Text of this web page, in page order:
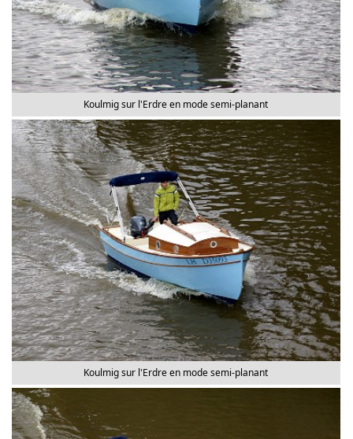
Koulmig sur l'Erdre en mode semi-planant
Koulmig sur l'Erdre en mode semi-planant